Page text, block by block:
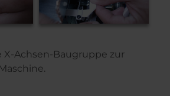
X-Achsen-Baugruppe zur